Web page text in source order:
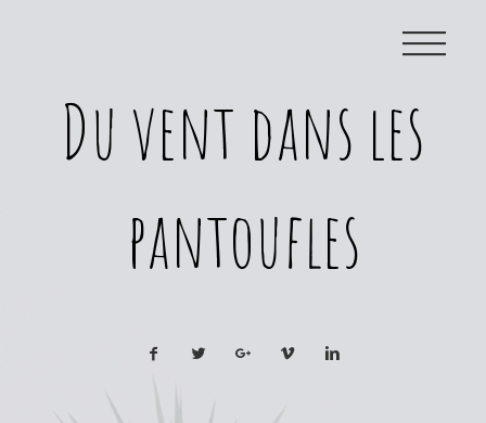
Du vent dans les
pantoufles
|||